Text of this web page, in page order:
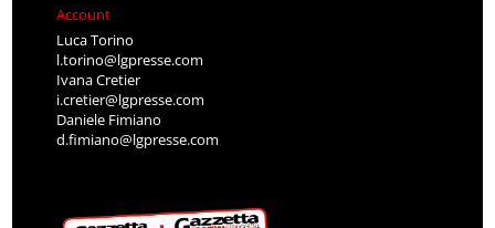
Account
Luca Torino
l.torino@lgpresse.com
Ivana Cretier
i.cretier@lgpresse.com
Daniele Fimiano
d.fimiano@lgpresse.com